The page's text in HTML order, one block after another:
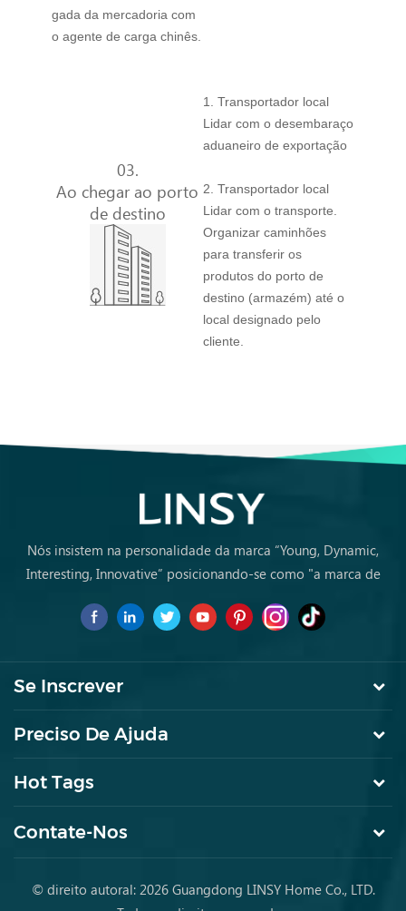
gada da mercadoria com
o agente de carga chinês.
03.
Ao chegar ao porto
de destino
1. Transportador local
Lidar com o desembaraço
aduaneiro de exportação
2. Transportador local
Lidar com o transporte.
Organizar caminhões
para transferir os
produtos do porto de
destino (armazém) até o
local designado pelo
cliente.
Nós insistem na personalidade da marca “Young, Dynamic,
Interesting, Innovative” posicionando-se como "a marca de
vez.
Se Inscrever
Preciso De Ajuda
Hot Tags
Contate-Nos
© direito autoral: 2026 Guangdong LINSY Home Co., LTD.